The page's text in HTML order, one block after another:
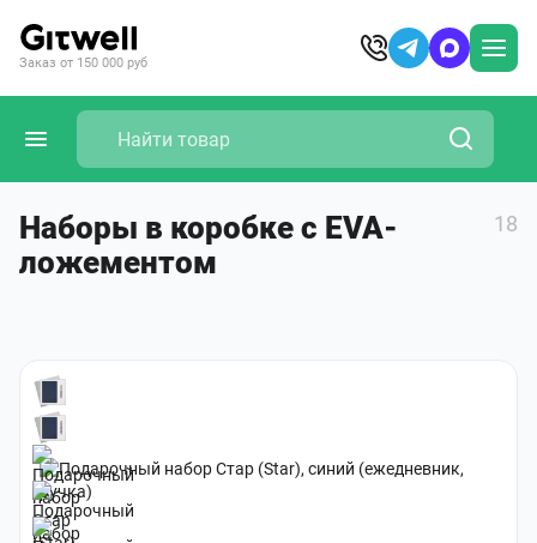
Заказ от 150 000 руб
Наборы в коробке с EVA-
ложементом
18